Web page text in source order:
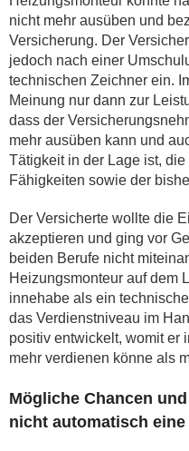
nicht mehr ausüben und
Versicherung. Der
jedoch nach einer
technischen Zeichner ein.
Meinung nur dann zur
dass der
mehr ausüben kann und
Tätigkeit in der Lage ist,
Fähigkeiten sowie der
Der Versicherte wollte die
akzeptieren und ging vor
beiden Berufe nicht
Heizungsmonteur auf dem
innehabe als ein
das Verdienstniveau im
positiv entwickelt, womit er
mehr verdienen könne als
Mögliche Chancen
nicht automatisch